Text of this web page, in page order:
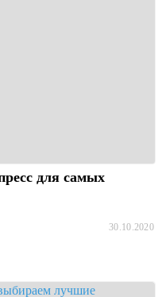
для самых
30.10.2020